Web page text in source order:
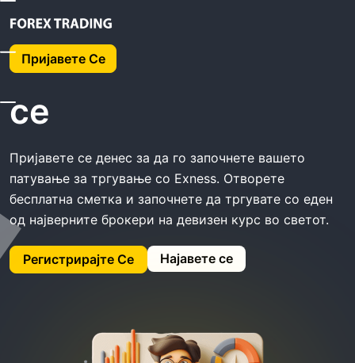
Пријавете Се
Дома Exness Пријавете Се
Exness Пријавете
се
Пријавете се денес за да го започнете вашето
патување за тргување со Exness. Отворете
бесплатна сметка и започнете да тргувате со еден
од најверните брокери на девизен курс во светот.
Регистрирајте Се Најавете се